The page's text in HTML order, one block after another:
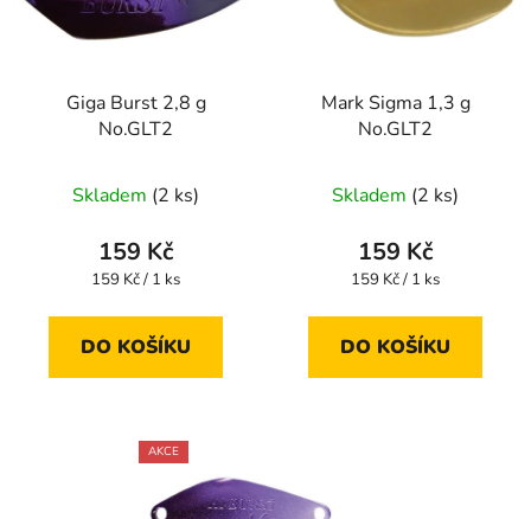
Giga Burst 2,8 g
No.GLT2
Skladem (2 ks)
159 Kč
Měrná
159 Kč / 1 ks
DO KOŠÍKU
Mark Sigma 1,3 g
No.GLT2
Skladem (2 ks)
159 Kč
Měrná
159 Kč / 1 ks
DO KOŠÍKU
AKCE